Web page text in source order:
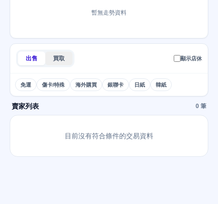
暫無走勢資料
出售 買取 顯示店休
免運 傷卡/特殊 海外購買 銀聯卡 日紙 韓紙
賣家列表 0 筆
目前沒有符合條件的交易資料